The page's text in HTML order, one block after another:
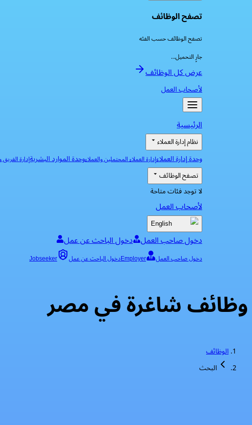
تصفح الوظائف
تصفح الوظائف حسب الفئه
جارٍ التحميل...
عرض كل الوظائف
لأصحاب العمل
الرئيسية
نظام إدارة العملاء
وحدة إدارة العملاءإدارة العملاء المحتملين والعملاءوحدة الموارد البشريةإدارة
تصفح الوظائف
لا توجد فئات متاحة
لأصحاب العمل
English
دخول صاحب العمل دخول الباحث عن عمل
دخول صاحب العمل Employerدخول الباحث عن عمل Jobseeker
وظائف شاغرة في مصر
الوظائف
البحث